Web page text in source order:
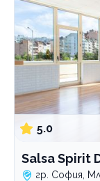
5.0
Salsa Spirit
гр. София,